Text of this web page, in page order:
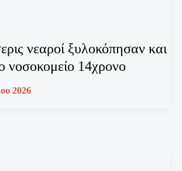
νεαροί ξυλοκόπησαν και
νοσοκομείο 14χρονο
2026